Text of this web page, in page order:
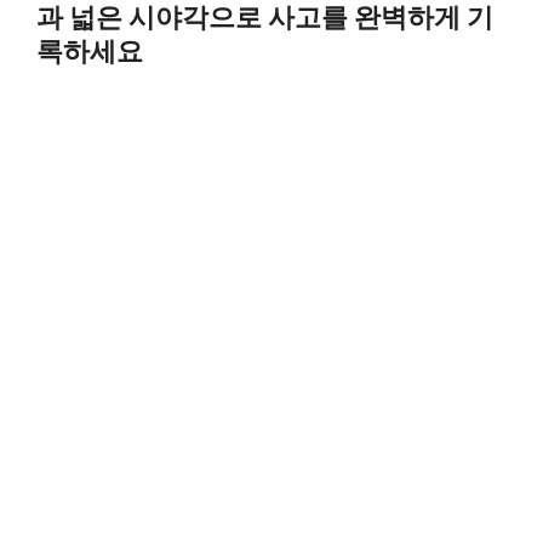
과 넓은 시야각으로 사고를 완벽하게 기
록하세요